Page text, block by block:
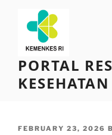
content
PORTAL
POSTED
FEBRUARY 23, 2026